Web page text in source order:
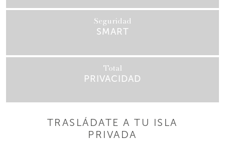
Seguridad
SMART
Total
PRIVACIDAD
TRASLÁDATE A TU ISLA
PRIVADA